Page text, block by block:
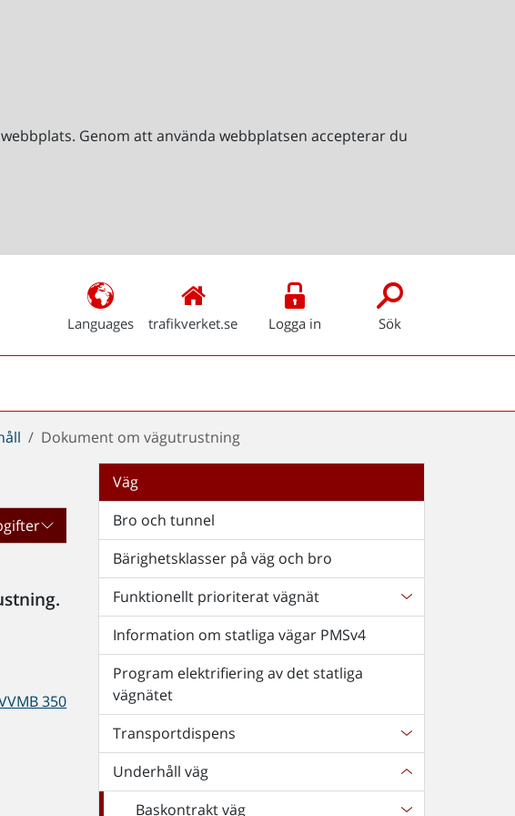
Genom att använda webbplatsen accepterar du
Languages trafikverket.se Logga in Sök
Dokument om vägutrustning
350
Väg
Bro och tunnel
Bärighetsklasser på väg och bro
Funktionellt prioriterat vägnät
Information om statliga vägar PMSv4
Program elektrifiering av det statliga
vägnätet
Transportdispens
Underhåll väg
Baskontrakt väg